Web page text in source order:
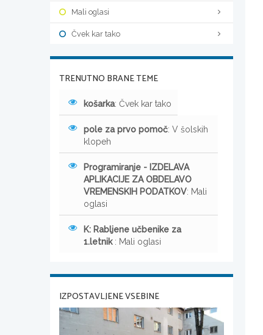
Mali oglasi
Čvek kar tako
TRENUTNO BRANE TEME
košarka: Čvek kar tako
pole za prvo pomoč: V šolskih
klopeh
Programiranje - IZDELAVA
APLIKACIJE ZA OBDELAVO
VREMENSKIH PODATKOV: Mali
oglasi
K: Rabljene učbenike za
1.letnik : Mali oglasi
IZPOSTAVLJENE VSEBINE